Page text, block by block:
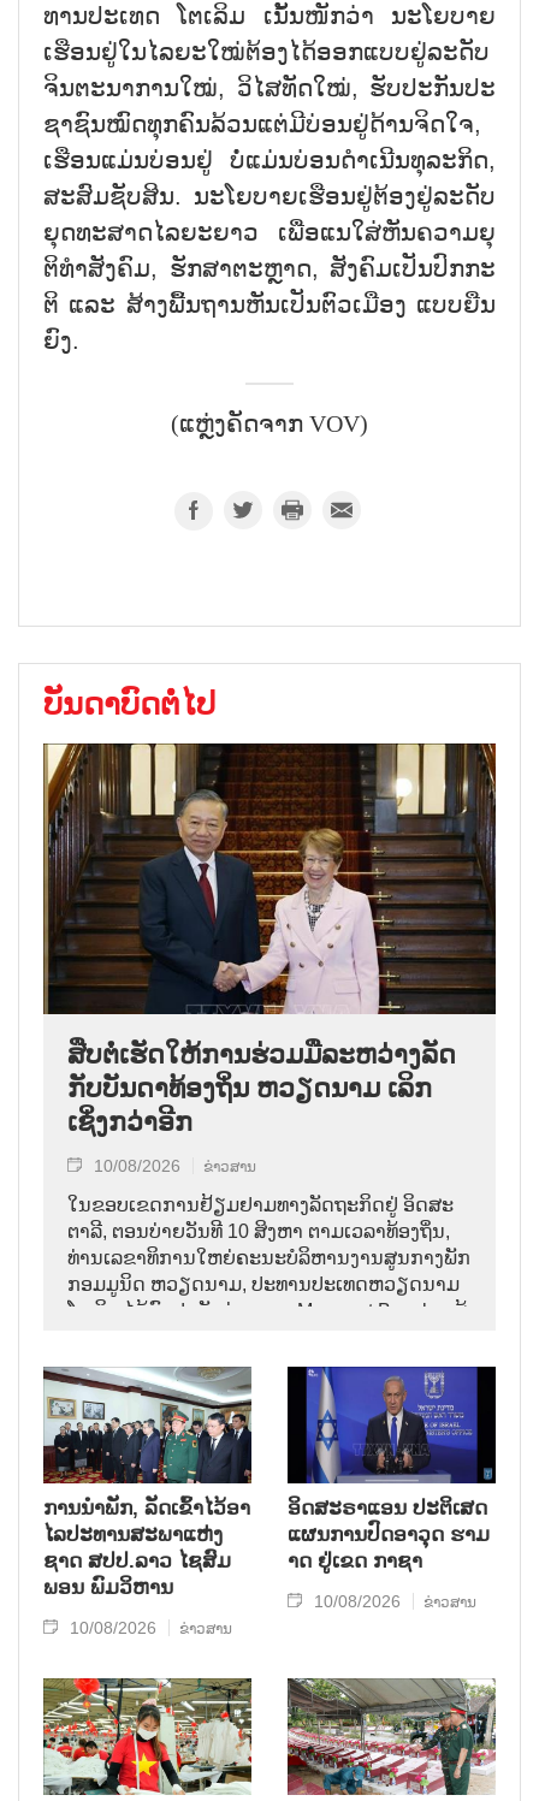
ທານ​ປະ​ເທດ ໂຕ​ເລິມ ເນັ້ນ​ໜັກ​ວ່າ ນະ​ໂຍ​ບາຍ​
ເຮືອນ​ຢູ່​ໃນ​ໄລ​ຍະ​ໃໝ່​ຕ້ອງ​ໄດ້​ອອກ​ແບບ​ຢູ່​ລະ​ດັບ​
ຈິນ​ຕະ​ນາ​ການ​ໃໝ່, ວິ​ໄສ​ທັດ​ໃໝ່, ຮັບ​ປະ​ກັນ​ປະ​
ຊາ​ຊົນ​ໝົດ​ທຸກ​ຄົນ​ລ້ວນ​ແຕ່​ມີ​ບ່ອນ​ຢູ່​ດ້ານ​ຈິດ​ໃຈ,
ເຮືອນ​ແມ່ນ​ບ່ອນ​ຢູ່ ບໍ່​ແມ່ນ​ບ່ອນ​ດຳ​ເນີນ​ທຸ​ລະ​ກິດ,
ສະ​ສົມ​ຊັ​ບ​ສິນ. ນະ​ໂຍ​ບາຍ​ເຮືອນ​ຢູ່​ຕ້ອງ​ຢູ່​ລະ​ດັບ​
ຍຸດ​ທະ​ສາດ​ໄລ​ຍະ​ຍາວ ເພື່ອ​ແນ​ໃສ່​ຫັນ​ຄວາມ​ຍຸ​
ຕິ​ທຳ​ສັງ​ຄົມ, ຮັກ​ສາ​ຕະຫຼາດ, ສັງ​ຄົມ​ເປັນ​ປົກ​ກະ​
ຕິ ແລະ ສ້າງ​ພື້ນ​ຖານ​ຫັນ​ເປັນ​ຕົວ​ເມືອງ ແບບ​ຍື​ນ​
ຍົງ.
(ແຫຼ່ງຄັດຈາກ VOV)
ບັນດາບົດຕໍ່ໄປ
ສືບ​ຕໍ່​ເຮັດ​ໃຫ້​ການ​ຮ່ວມມື​ລະ​ຫວ່າງ​ລັດ
ກັບ​ບັນ​ດາ​ທ້ອງ​ຖິ່ນ ຫວຽດ​ນາມ ເລິກ​
ເຊິ່ງກວ່າ​ອີກ
10/08/2026 ຂ່າວສານ
ໃນ​ຂອບ​ເຂດ​ການ​ຢ້ຽມ​ຢາ​ມ​ທາງ​ລັດ​ຖະ​ກິດ​ຢູ່ ອິດ​ສະ​
ຕາ​ລີ, ຕອນ​ບ່າຍ​ວັນ​ທີ 10 ສິງ​ຫາ ຕາມ​ເວ​ລາ​ທ້ອງ​ຖິ່ນ,
ທ່ານ​ເລ​ຂາ​ທິ​ການ​ໃຫຍ່ຄະ​ນະ​ບໍ​ລິ​ຫານ​ງານ​ສູນ​ກາງ​ພັກ​
ກອມ​ມູ​ນິດ ຫວຽດ​ນາມ, ປ​ະ​ທານ​ປະ​ເທດ​ຫວຽດ​ນາມ
ໂຕ​ເລິມ ໄດ້​ພົບ​ປະ​ກັບ​ທ່ານ​ນາງ Margaret Beazley ຜູ້​
ການ​ນຳ​ພັກ​, ລັດ​ເຂົ້າ​ໄວ້​ອາ​
ໄລ​ປະ​ທານ​ສະ​ພາ​ແຫ່ງ​
ຊາດ ສ​ປ​ປ.ລາວ ໄຊ​ສົມ​
ພອນ ພົມ​ວິ​ຫານ
10/08/2026 ຂ່າວສານ
ອິດສະຣາແອນ ປະຕິເສດ
ແຜນການປົດອາວຸດ ຮາມ
າດ ຢູ່ເຂດ ກາຊາ
10/08/2026 ຂ່າວສານ